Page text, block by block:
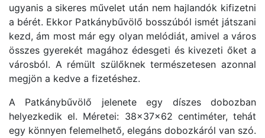
ugyanis a sikeres művelet után nem hajlandók kifizetni
a bérét. Ekkor Patkánybűvölő bosszúból ismét játszani
kezd, ám most már egy olyan melódiát, amivel a város
összes gyerekét magához édesgeti és kivezeti őket a
városból. A rémült szülőknek természetesen azonnal
megjön a kedve a fizetéshez.
A Patkánybűvölő jelenete egy díszes dobozban
helyezkedik el. Méretei: 38x37x62 centiméter, tehát
egy könnyen felemelhető, elegáns dobozkáról van szó.